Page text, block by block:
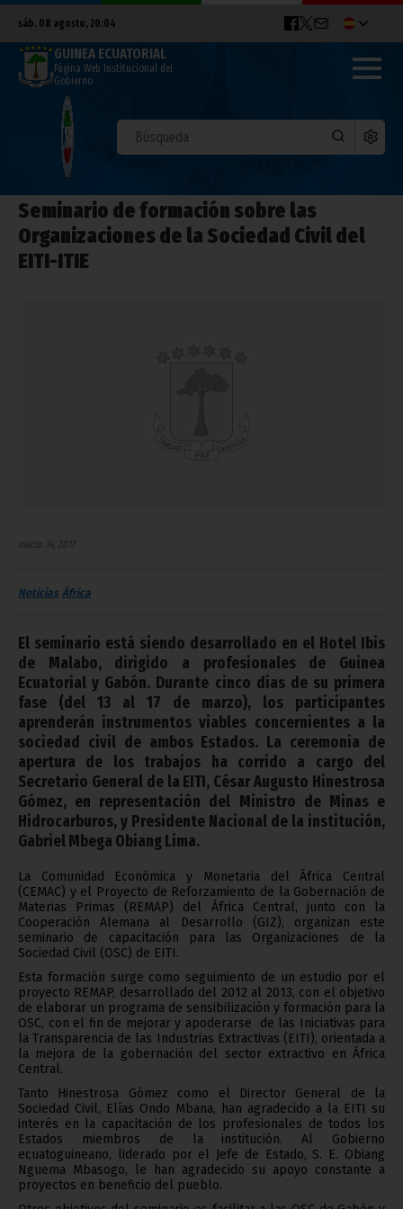
sáb. 08 agosto, 20:04
GUINEA ECUATORIAL
Página Web Institucional del
Gobierno
Seminario de formación sobre las
Organizaciones de la Sociedad Civil del
EITI-ITIE
marzo 14, 2017
Noticias África
El seminario está siendo desarrollado en el Hotel Ibis
de Malabo, dirigido a profesionales de Guinea
Ecuatorial y Gabón. Durante cinco días de su primera
fase (del 13 al 17 de marzo), los participantes
aprenderán instrumentos viables concernientes a la
sociedad civil de ambos Estados. La ceremonia de
apertura de los trabajos ha corrido a cargo del
Secretario General de la EITI, César Augusto Hinestrosa
Gómez, en representación del Ministro de Minas e
Hidrocarburos, y Presidente Nacional de la institución,
Gabriel Mbega Obiang Lima.
La Comunidad Económica y Monetaria del África Central
(CEMAC) y el Proyecto de Reforzamiento de la Gobernación de
Materias Primas (REMAP) del África Central, junto con la
Cooperación Alemana al Desarrollo (GIZ), organizan este
seminario de capacitación para las Organizaciones de la
Sociedad Civil (OSC) de EITI.
Esta formación surge como seguimiento de un estudio por el
proyecto REMAP, desarrollado del 2012 al 2013, con el objetivo
de elaborar un programa de sensibilización y formación para la
OSC, con el fin de mejorar y apoderarse de las Iniciativas para
la Transparencia de las Industrias Extractivas (EITI), orientada a
la mejora de la gobernación del sector extractivo en África
Central.
Tanto Hinestrosa Gómez como el Director General de la
Sociedad Civil, Elías Ondo Mbana, han agradecido a la EITI su
interés en la capacitación de los profesionales de todos los
Estados miembros de la institución. Al Gobierno
ecuatoguineano, liderado por el Jefe de Estado, S. E. Obiang
Nguema Mbasogo, le han agradecido su apoyo constante a
proyectos en beneficio del pueblo.